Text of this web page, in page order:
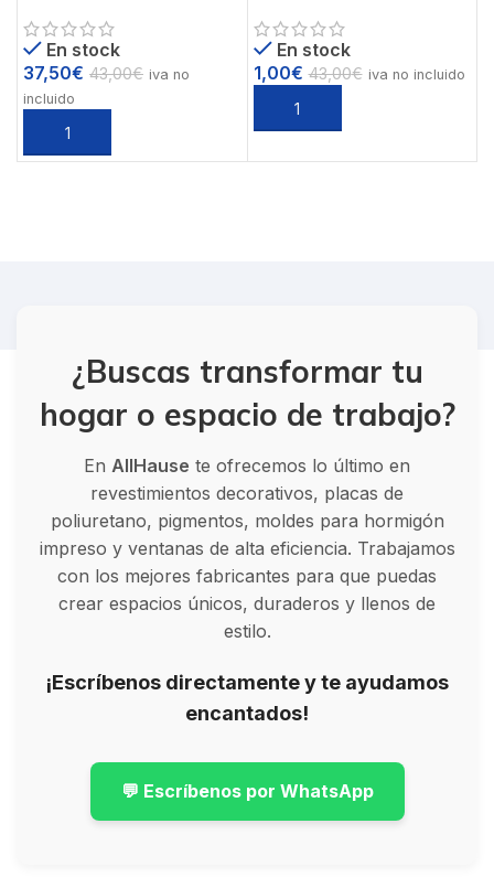
Ref. PUB-1
En stock
37,50€ 43,00€ iva no
incluido
En stock
1,00€ 43,00€ iva no incluido
¿Buscas transformar tu
hogar o espacio de trabajo?
En AllHause te ofrecemos lo último en
revestimientos decorativos, placas de
poliuretano, pigmentos, moldes para hormigón
impreso y ventanas de alta eficiencia. Trabajamos
con los mejores fabricantes para que puedas
crear espacios únicos, duraderos y llenos de
estilo.
¡Escríbenos directamente y te ayudamos
encantados!
💬 Escríbenos por WhatsApp